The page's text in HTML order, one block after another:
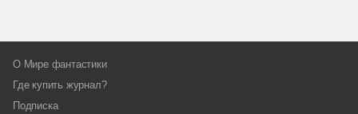
О Мире фантастики
Где купить журнал?
Подписка